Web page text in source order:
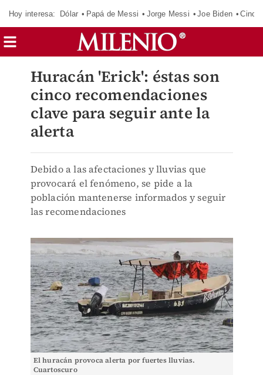
Hoy interesa: Dólar Papá de Messi Jorge Messi Joe Biden
Huracán 'Erick': éstas son
cinco recomendaciones
clave para seguir ante la
alerta
Debido a las afectaciones y lluvias que
provocará el fenómeno, se pide a la
población mantenerse informados y seguir
las recomendaciones
El huracán provoca alerta por fuertes lluvias.
Cuartoscuro